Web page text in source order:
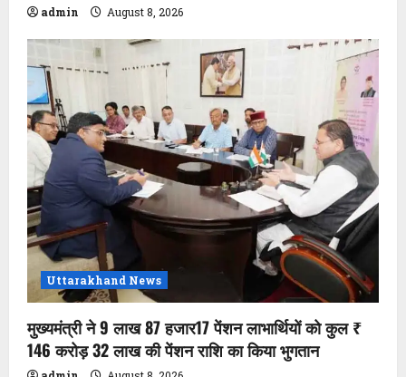
admin August 8, 2026
Uttarakhand News
मुख्यमंत्री ने 9 लाख 87 हजार17 पेंशन लाभार्थियों को कुल ₹
146 करोड़ 32 लाख की पेंशन राशि का किया भुगतान